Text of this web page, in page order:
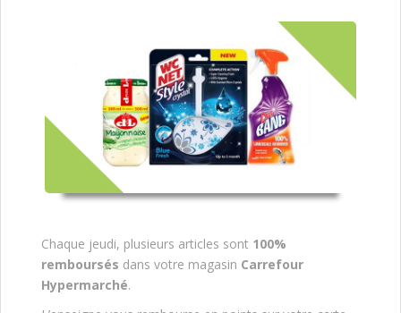
Chaque jeudi, plusieurs articles sont 100%
remboursés dans votre magasin Carrefour
Hypermarché.